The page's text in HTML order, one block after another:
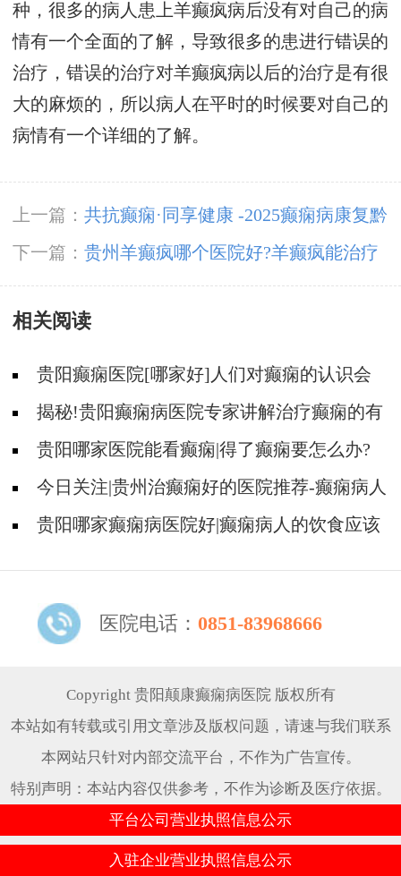
种，很多的病人患上羊癫疯病后没有对自己的病
情有一个全面的了解，导致很多的患进行错误的
治疗，错误的治疗对羊癫疯病以后的治疗是有很
大的麻烦的，所以病人在平时的时候要对自己的
病情有一个详细的了解。
上一篇： 共抗癫痫·同享健康 -2025癫痫病康复黔
行计划即将启幕，高达万元救助等你来领！
下一篇： 贵州羊癫疯哪个医院好?羊癫疯能治疗
好吗?
相关阅读
贵阳癫痫医院[哪家好]人们对癫痫的认识会
出现哪些误区?
揭秘!贵阳癫痫病医院专家讲解治疗癫痫的有
效方法有哪些?
贵阳哪家医院能看癫痫|得了癫痫要怎么办?
今日关注|贵州治癫痫好的医院推荐-癫痫病人
要怎么预防癫痫发作?
贵阳哪家癫痫病医院好|癫痫病人的饮食应该
医院电话： 0851-83968666
Copyright 贵阳颠康癫痫病医院 版权所有
本站如有转载或引用文章涉及版权问题，请速与我们联系
本网站只针对内部交流平台，不作为广告宣传。
特别声明：本站内容仅供参考，不作为诊断及医疗依据。
平台公司营业执照信息公示
入驻企业营业执照信息公示